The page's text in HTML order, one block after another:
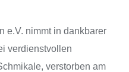
e.V. nimmt in dankbarer
verdienstvollen
verstorben am